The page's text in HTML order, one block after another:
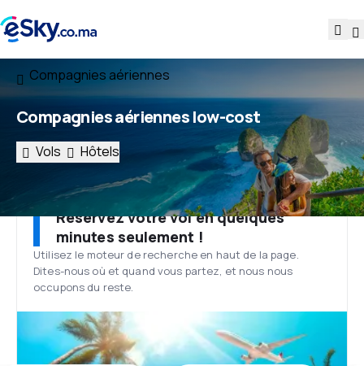
Compagnies aériennes
Compagnies aériennes low-cost
Vols Hôtels
Réservez votre vol en quelques
minutes seulement !
Utilisez le moteur de recherche en haut de la page.
Dites-nous où et quand vous partez, et nous nous
occupons du reste.